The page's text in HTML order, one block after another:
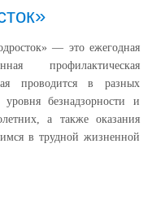
— это ежегодная
профилактическая
проводится в разных
безнадзорности и
а также оказания
в трудной жизненной